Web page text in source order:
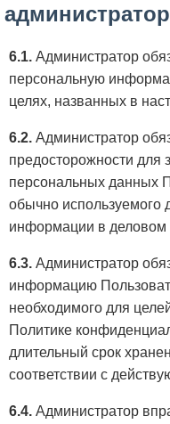
6.1. Администратор
персональную
целях, названных в
6.2. Администратор
предосторожности для
персональных данных
обычно используемого
информации в деловом
6.3. Администратор
информацию
необходимого для
Политике
длительный срок
соответствии с
6.4. Администратор